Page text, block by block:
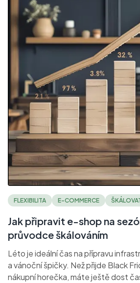
FLEXIBILITA E-COMMERCE
Jak připravit e-shop na
průvodce škálováním
Léto je ideální čas na přípravu
a vánoční špičky. Než přijde Black
nákupní horečka, máte ještě dost